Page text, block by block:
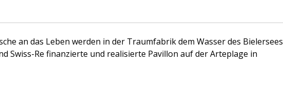
an das Leben werden in der Traumfabrik dem Wasser des Bielersees
Swiss-Re finanzierte und realisierte Pavillon auf der Arteplage in